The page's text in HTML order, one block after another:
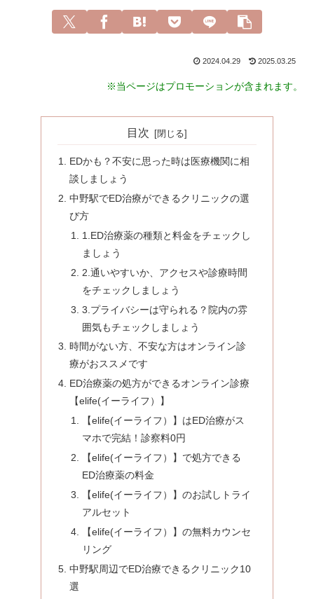
2024.04.29 2025.03.25
※当ページはプロモーションが含まれます。
目次
EDかも？不安に思った時は医療機関に相
談しましょう
中野駅でED治療ができるクリニックの選
び方
1.ED治療薬の種類と料金をチェックし
ましょう
2.通いやすいか、アクセスや診療時間
をチェックしましょう
3.プライバシーは守られる？院内の雰
囲気もチェックしましょう
時間がない方、不安な方はオンライン診
療がおススメです
ED治療薬の処方ができるオンライン診療
【elife(イーライフ）】
【elife(イーライフ）】はED治療がス
マホで完結！診察料0円
【elife(イーライフ）】で処方できる
ED治療薬の料金
【elife(イーライフ）】のお試しトライ
アルセット
【elife(イーライフ）】の無料カウンセ
リング
中野駅周辺でED治療できるクリニック10
選